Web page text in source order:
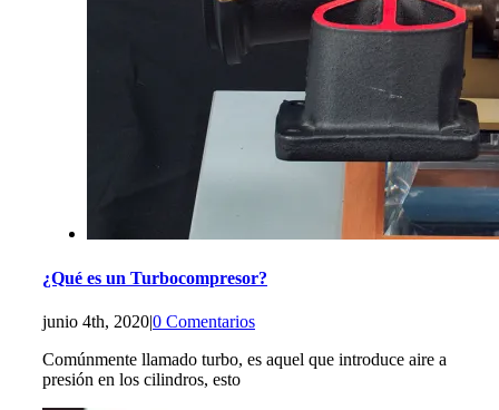
¿Qué es un Turbocompresor?
junio 4th, 2020|0 Comentarios
Comúnmente llamado turbo, es aquel que introduce aire a
presión en los cilindros, esto